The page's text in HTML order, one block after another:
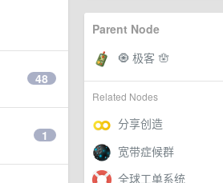
Parent Node
Related Nodes
48
1